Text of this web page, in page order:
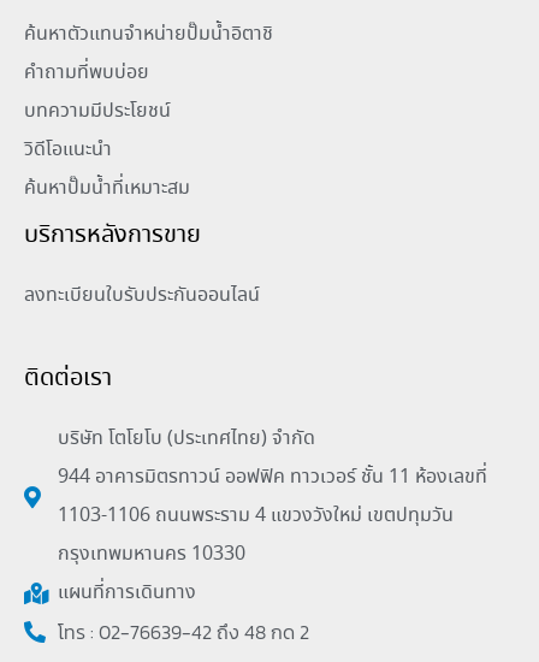
ค้นหาตัวแทนจำหน่ายปั๊มน้ำอิตาชิ
คำถามที่พบบ่อย
บทความมีประโยชน์
วิดีโอแนะนำ
ค้นหาปั๊มน้ำที่เหมาะสม
บริการหลังการขาย
ลงทะเบียนใบรับประกันออนไลน์
ติดต่อเรา
บริษัท โตโยโบ (ประเทศไทย) จำกัด
944 อาคารมิตรทาวน์ ออฟฟิค ทาวเวอร์ ชั้น 11 ห้องเลขที่
1103-1106 ถนนพระราม 4 แขวงวังใหม่ เขตปทุมวัน
กรุงเทพมหานคร 10330
แผนที่การเดินทาง
โทร : 02-76639-42 ถึง 48 กด 2